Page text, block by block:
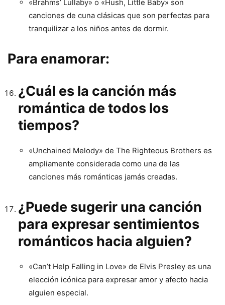
«Brahms’ Lullaby» o «Hush, Little Baby» son
canciones de cuna clásicas que son perfectas para
tranquilizar a los niños antes de dormir.
Para enamorar:
¿Cuál es la canción más
romántica de todos los
tiempos?
«Unchained Melody» de The Righteous Brothers es
ampliamente considerada como una de las
canciones más románticas jamás creadas.
¿Puede sugerir una canción
para expresar sentimientos
románticos hacia alguien?
«Can’t Help Falling in Love» de Elvis Presley es una
elección icónica para expresar amor y afecto hacia
alguien especial.